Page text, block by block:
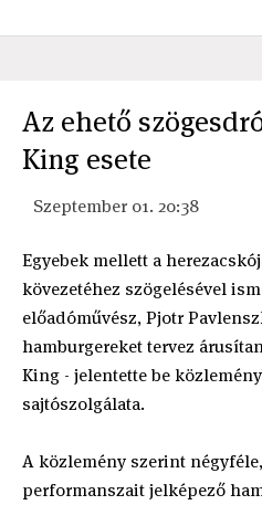
Az ehető
King esete
Szeptember 01. 20:38
Egyebek mellett a
kövezetéhez szögelésével
előadóművész, Pjotr
hamburgereket tervez
King - jelentette be
sajtószolgálata.
A közlemény szerint
performanszait jelképező